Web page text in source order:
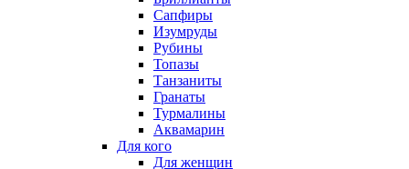
Сапфиры
Изумруды
Рубины
Топазы
Танзаниты
Гранаты
Турмалины
Аквамарин
Для кого
Для женщин